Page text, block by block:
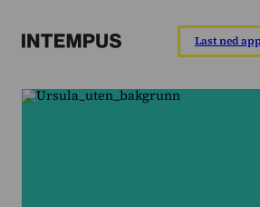
Last ned app
Funksjoner og